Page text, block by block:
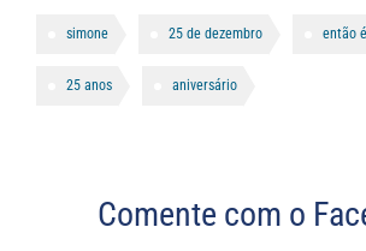
simone 25 de dezembro então
25 anos aniversário
Comente com o